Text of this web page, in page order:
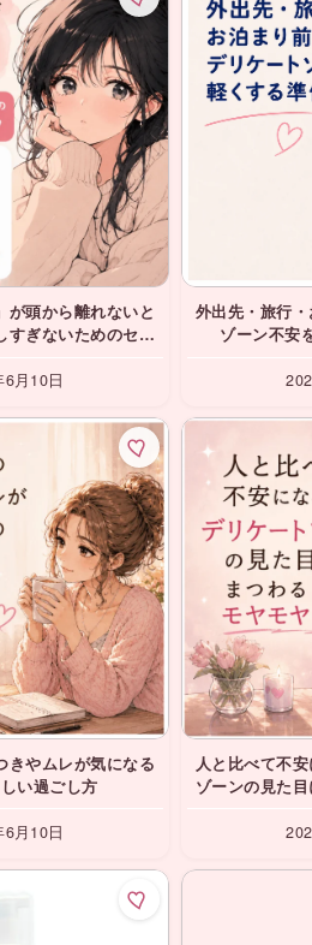
が頭から離れないと
すぎないためのセル
月10日
外出先・旅行
ゾーン不安
きやムレが気になる
い過ごし方
月10日
人と比べて不
ゾーンの見た